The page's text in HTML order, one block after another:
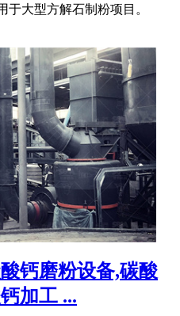
于大型方解石制粉项目。
钙磨粉设备,碳酸
加工 ...